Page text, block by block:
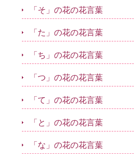
「そ」の花の花言葉
「た」の花の花言葉
「ち」の花の花言葉
「つ」の花の花言葉
「て」の花の花言葉
「と」の花の花言葉
「な」の花の花言葉